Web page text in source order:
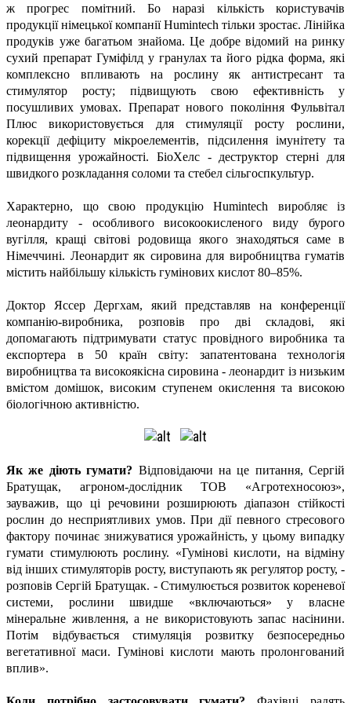
ж прогрес помітний. Бо наразі кількість користувачів
продукції німецької компанії Humintech тільки зростає. Лінійка
продуків уже багатьом знайома. Це добре відомий на ринку
сухий препарат Гуміфілд у гранулах та його рідка форма, які
комплексно впливають на рослину як антистресант та
стимулятор росту; підвищують свою ефективність у
посушливих умовах. Препарат нового покоління Фульвітал
Плюс використовується для стимуляції росту рослини,
корекції дефіциту мікроелементів, підсилення імунітету та
підвищення урожайності. БіоХелс - деструктор стерні для
швидкого розкладання соломи та стебел сільгоспкультур.
Характерно, що свою продукцію Humintech виробляє із
леонардиту - особливого високоокисленого виду бурого
вугілля, кращі світові родовища якого знаходяться саме в
Німеччині. Леонардит як сировина для виробництва гуматів
містить найбільшу кількість гумінових кислот 80–85%.
Доктор Яссер Дергхам, який представляв на конференції
компанію-виробника, розповів про дві складові, які
допомагають підтримувати статус провідного виробника та
експортера в 50 країн світу: запатентована технологія
виробництва та високоякісна сировина - леонардит із низьким
вмістом домішок, високим ступенем окислення та високою
біологічною активністю.
Як же діють гумати? Відповідаючи на це питання, Сергій
Братущак, агроном-дослідник ТОВ «Агротехносоюз»,
зауважив, що ці речовини розширюють діапазон стійкості
рослин до несприятливих умов. При дії певного стресового
фактору починає знижуватися урожайність, у цьому випадку
гумати стимулюють рослину. «Гумінові кислоти, на відміну
від інших стимуляторів росту, виступають як регулятор росту, -
розповів Сергій Братущак. - Стимулюється розвиток кореневої
системи, рослини швидше «включаються» у власне
мінеральне живлення, а не використовують запас насінини.
Потім відбувається стимуляція розвитку безпосередньо
вегетативної маси. Гумінові кислоти мають пролонгований
вплив».